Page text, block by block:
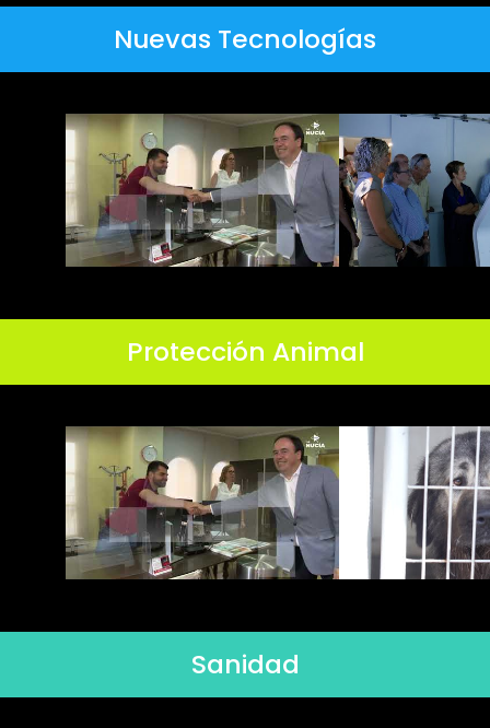
Nuevas Tecnologías
Protección Animal
Sanidad